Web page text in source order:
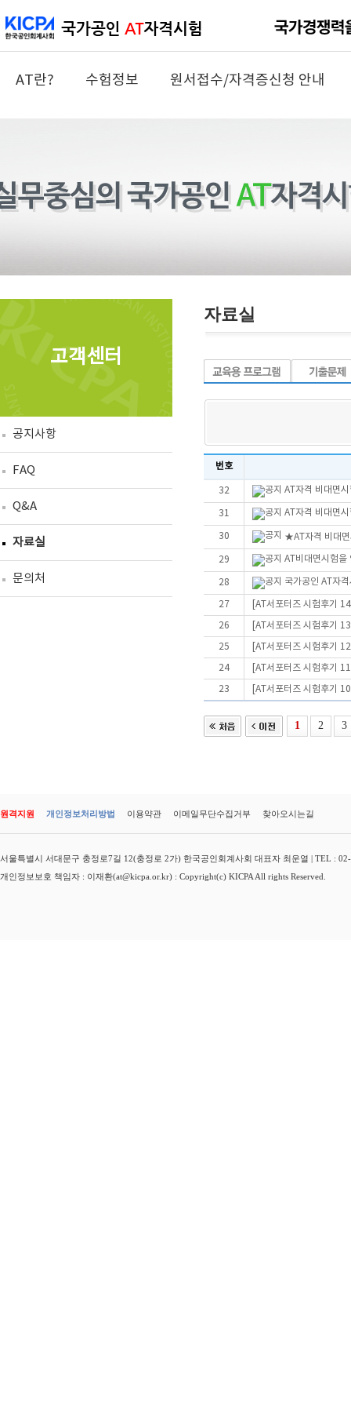
AT란? 수험정보 원서접수/자격증신청 안내
고객센터
공지사항
FAQ
Q&A
자료실
문의처
자료실
번호
32 AT자격 비대면
31 AT자격 비대면
30 ★AT자격 비대
29 AT비대면시험을
28 국가공인 AT자
27 [AT서포터즈 시험후기
26 [AT서포터즈 시험후기
25 [AT서포터즈 시험후기
24 [AT서포터즈 시험후기
23 [AT서포터즈 시험후기
1 2 3
원격지원 개인정보처리방법 이용약관 이메일무단수집거부 찾아오시는길
서울특별시 서대문구 충정로7길 12(충정로 2가) 한국공인회계사회 대표자 최운열 | TEL :
개인정보보호 책임자 : 이재환(at@kicpa.or.kr) : Copyright(c) KICPA All rights Reserved.